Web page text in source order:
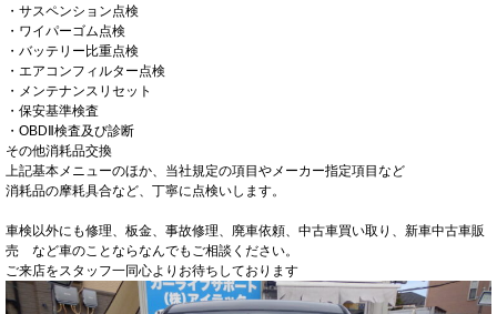
・サスペンション点検
・ワイパーゴム点検
・バッテリー比重点検
・エアコンフィルター点検
・メンテナンスリセット
・保安基準検査
・OBDⅡ検査及び診断
その他消耗品交換
上記基本メニューのほか、当社規定の項目やメーカー指定項目など
消耗品の摩耗具合など、丁寧に点検いします。
車検以外にも修理、板金、事故修理、廃車依頼、中古車買い取り、新車中古車販
売 など車のことならなんでもご相談ください。
ご来店をスタッフ一同心よりお待ちしております